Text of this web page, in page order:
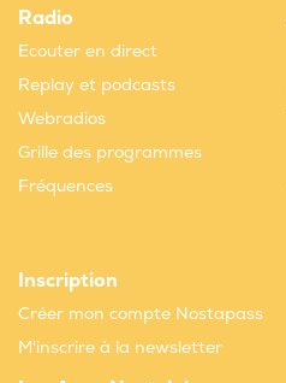
Radio
Ecouter en direct
Replay et podcasts
Webradios
Grille des programmes
Fréquences
Inscription
Créer mon compte Nostapass
M'inscrire à la newsletter